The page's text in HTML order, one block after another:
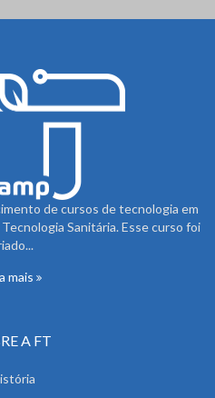
de cursos de tecnologia em
Sanitária. Esse curso foi
mais
A FT